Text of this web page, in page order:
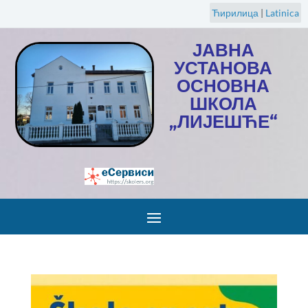
Ћирилица | Latinica
ЈАВНА
УСТАНОВА
ОСНОВНА
ШКОЛА
„ЛИЈЕШЋЕ“